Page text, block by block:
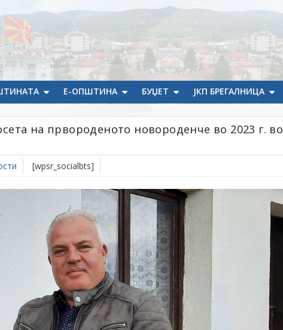
Е-ОПШТИНА БУЏЕТ ЈКП БРЕГАЛНИЦА
на првороденото новороденче во 2023 г. во
[wpsr_socialbts]